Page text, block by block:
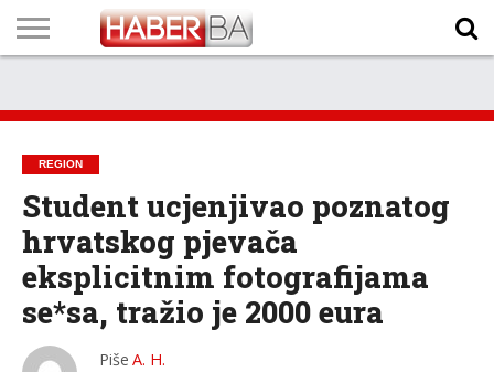
TECH
PROGRAM
PROGNOZA
PUTEVIMA
LISTA
NAMA
REGION
Student ucjenjivao poznatog
hrvatskog pjevača
eksplicitnim fotografijama
se*sa, tražio je 2000 eura
Piše A. H.